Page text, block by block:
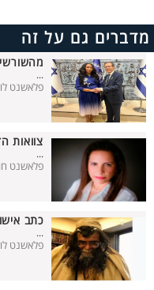
מדברים גם על זה